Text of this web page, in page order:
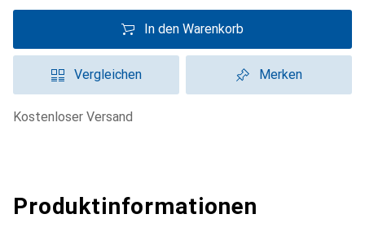
In den Warenkorb
Vergleichen Merken
kostenloser Versand
Produktinformationen